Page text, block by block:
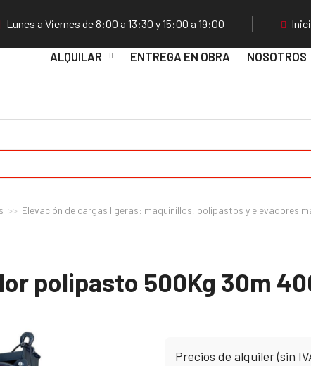
Lunes a Viernes de 8:00 a 13:30 y 15:00 a 19:00
ALQUILAR ENTREGA EN OBRA NOSOTROS
Elevación de cargas ligeras: maquinillos, polipastos y elevadores
polipasto 500Kg 30m
Precios de alquiler (sin